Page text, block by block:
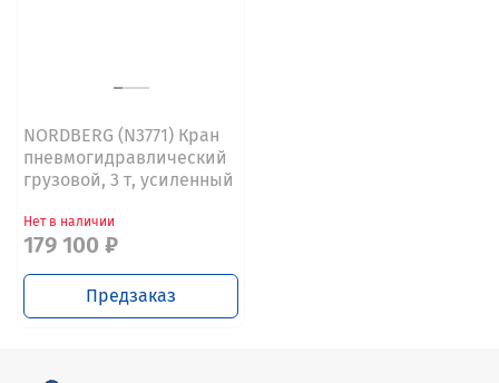
NORDBERG (N3771) Кран
пневмогидравлический
грузовой, 3 т, усиленный
Нет в наличии
179 100 ₽
Предзаказ